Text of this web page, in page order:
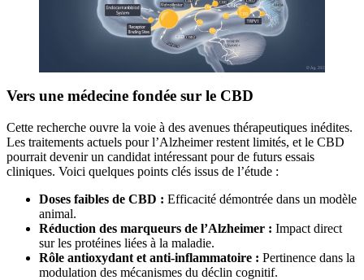
Vers une médecine fondée sur le CBD
Cette recherche ouvre la voie à des avenues thérapeutiques inédites.
Les traitements actuels pour l’Alzheimer restent limités, et le CBD
pourrait devenir un candidat intéressant pour de futurs essais
cliniques. Voici quelques points clés issus de l’étude :
Doses faibles de CBD : Efficacité démontrée dans un modèle
animal.
Réduction des marqueurs de l’Alzheimer : Impact direct
sur les protéines liées à la maladie.
Rôle antioxydant et anti-inflammatoire : Pertinence dans la
modulation des mécanismes du déclin cognitif.